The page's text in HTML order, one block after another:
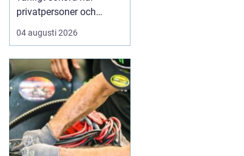
privatpersoner och
företag behöver hjälp
med värme, vatten och
Många undrar vad som
skiljer en seriös vvs
partner från en tillfällig
lösning, hur en
installation bör gå till
och vilka...
04 augusti 2026